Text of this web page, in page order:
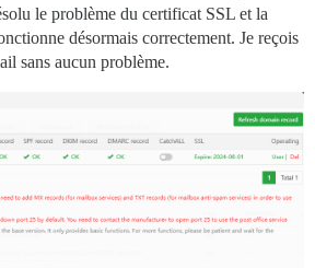
le problème du certificat SSL et la
désormais correctement. Je reçois
sans aucun problème.